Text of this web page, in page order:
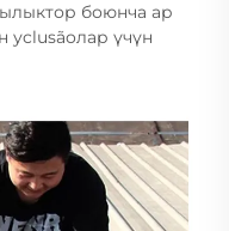
боюнча ар
уclusãoлар үчүн